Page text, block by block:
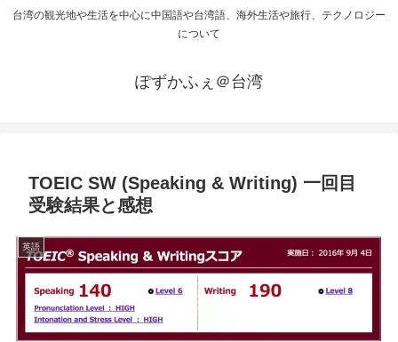
台湾の観光地や生活を中心に中国語や台湾語、海外生活や旅行、テクノロジー
について
ぽずかふぇ＠台湾
TOEIC SW (Speaking & Writing) 一回目
受験結果と感想
英語